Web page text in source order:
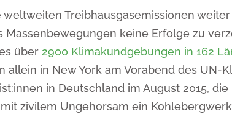
weltweiten Treibhausgasemissionen
Massenbewegungen keine Erfolge zu
über 2900 Klimakundgebungen in 162
allein in New York am Vorabend des UN-
in Deutschland im August 2015,
mit zivilem Ungehorsam ein